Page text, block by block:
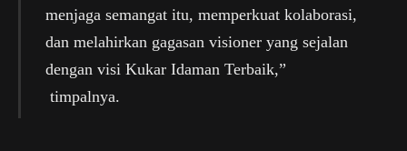
menjaga semangat itu, memperkuat kolaborasi,
dan melahirkan gagasan visioner yang sejalan
dengan visi Kukar Idaman Terbaik,”
timpalnya.